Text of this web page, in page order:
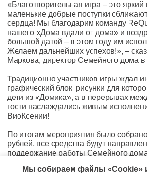
«Благотворительная игра – это яркий
маленькие добрые поступки
сердца! Мы благодарим команду
нашего «Дома вдали от дома» и
большой датой – в этом году им
Желаем дальнейших успехов!», –
Маркова, директор Семейного дома в
Традиционно участников игры ждал
графический блок, рисунки для
дети из «Домика», а в перерывах
гости наслаждались живым
ВиоКсении!
По итогам мероприятия было
рублей, все средства будут
поддержание работы Семейного
длительное лечение в ДРКБ МЗ РТ.
Мы собираем файлы «Cookie»